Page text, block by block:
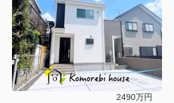
2490万円